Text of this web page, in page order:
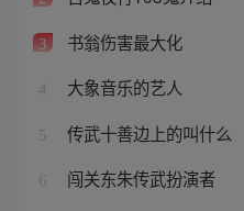
3 书翁伤害最大化
4 大象音乐的艺人
5 传武十善边上的叫什么
6 闯关东朱传武扮演者